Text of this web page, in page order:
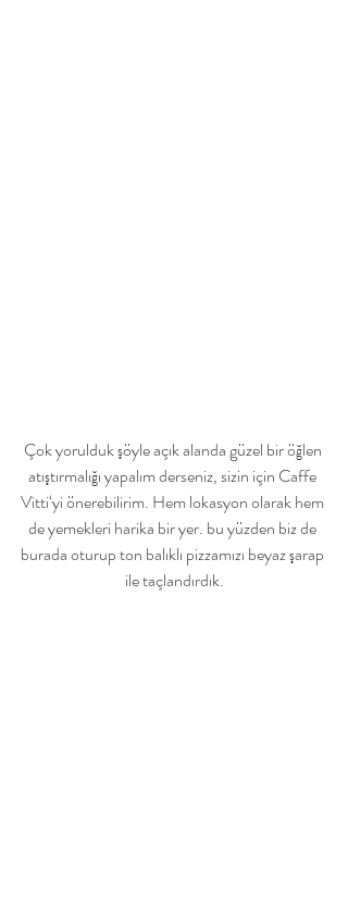
Çok yorulduk şöyle açık alanda güzel bir öğlen
atıştırmalığı yapalım derseniz, sizin için Caffe
Vitti‘yi önerebilirim. Hem lokasyon olarak hem
de yemekleri harika bir yer. bu yüzden biz de
burada oturup ton balıklı pizzamızı beyaz şarap
ile taçlandırdık.